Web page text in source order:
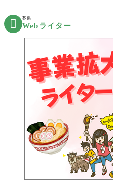
 募集
Webライター